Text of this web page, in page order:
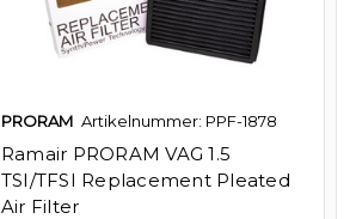
PRORAM Artikelnummer: PPF-1878
Ramair PRORAM VAG 1.5
TSI/TFSI Replacement Pleated
Air Filter